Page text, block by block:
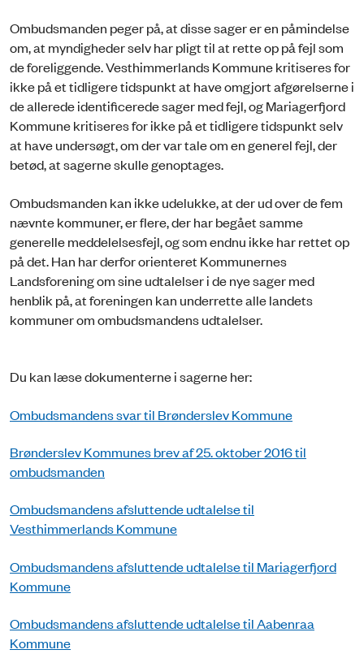
Ombudsmanden peger på, at disse sager er en påmindelse
om, at myndigheder selv har pligt til at rette op på fejl som
de foreliggende. Vesthimmerlands Kommune kritiseres for
ikke på et tidligere tidspunkt at have omgjort afgørelserne i
de allerede identificerede sager med fejl, og Mariagerfjord
Kommune kritiseres for ikke på et tidligere tidspunkt selv
at have undersøgt, om der var tale om en generel fejl, der
betød, at sagerne skulle genoptages.
Ombudsmanden kan ikke udelukke, at der ud over de fem
nævnte kommuner, er flere, der har begået samme
generelle meddelelsesfejl, og som endnu ikke har rettet op
på det. Han har derfor orienteret Kommunernes
Landsforening om sine udtalelser i de nye sager med
henblik på, at foreningen kan underrette alle landets
kommuner om ombudsmandens udtalelser.
Du kan læse dokumenterne i sagerne her:
Ombudsmandens svar til Brønderslev Kommune
Brønderslev Kommunes brev af 25. oktober 2016 til
ombudsmanden
Ombudsmandens afsluttende udtalelse til
Vesthimmerlands Kommune
Ombudsmandens afsluttende udtalelse til Mariagerfjord
Kommune
Ombudsmandens afsluttende udtalelse til Aabenraa
Kommune